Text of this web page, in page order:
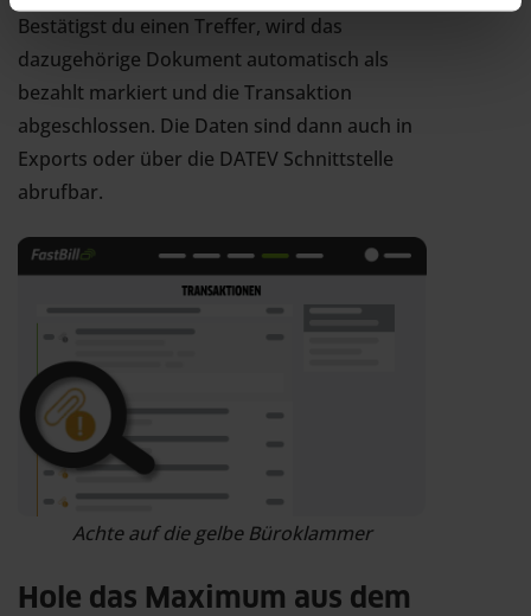
Bestätigst du einen Treffer, wird das
dazugehörige Dokument automatisch als
bezahlt markiert und die Transaktion
abgeschlossen. Die Daten sind dann auch in
Exports oder über die DATEV Schnittstelle
abrufbar.
Achte auf die gelbe Büroklammer
Hole das Maximum aus dem